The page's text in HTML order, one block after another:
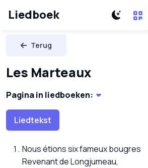
Liedboek
Terug
Les Marteaux
Pagina in liedboeken:
Liedtekst
Nous étions six fameux bougres
Revenant de Longjumeau,